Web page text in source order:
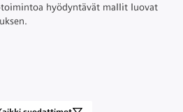
toimintoa hyödyntävät mallit luovat